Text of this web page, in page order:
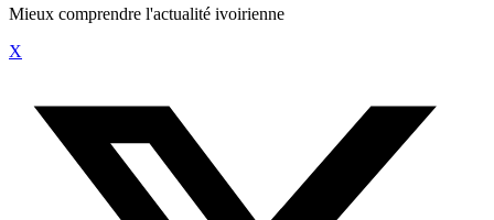
Mieux comprendre l'actualité ivoirienne
X